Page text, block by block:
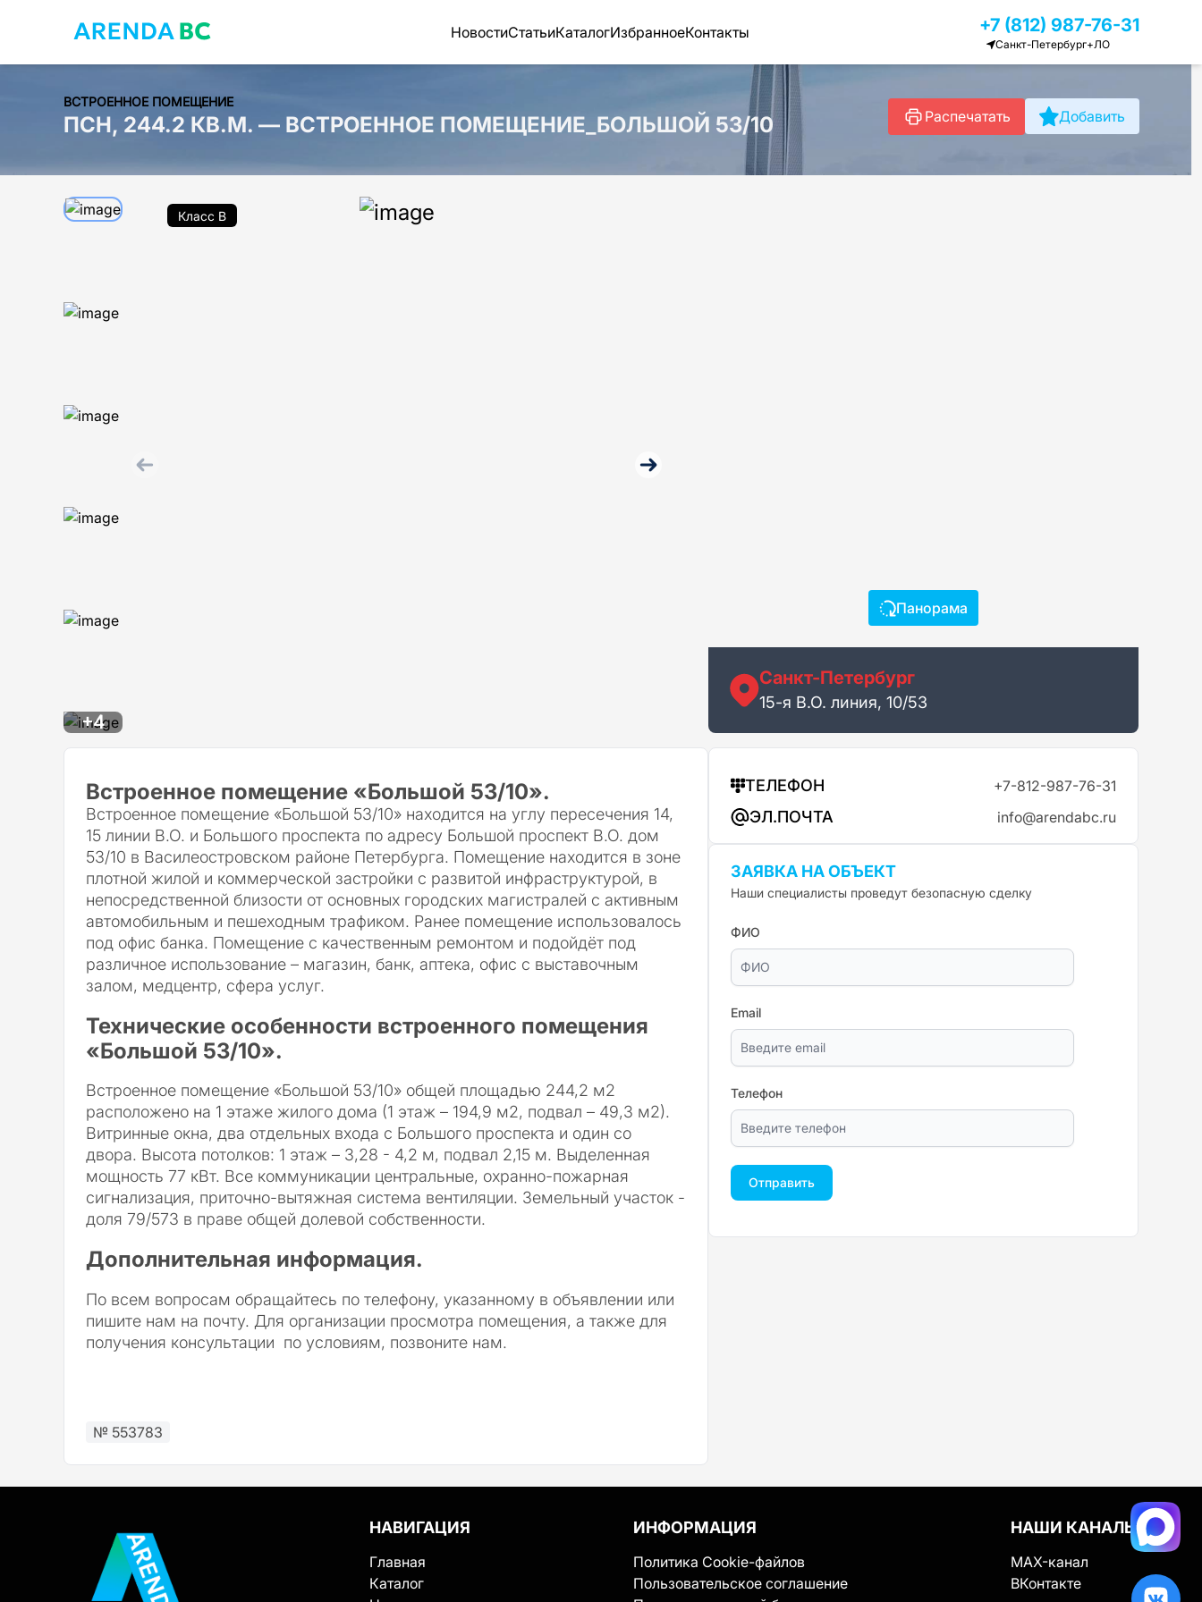
НовостиСтатьиКаталогИзбранноеКонтакты +7 (812) 987-76-31
Санкт-Петербург+ЛО
ВСТРОЕННОЕ ПОМЕЩЕНИЕ
ПСН, 244.2 КВ.М. — ВСТРОЕННОЕ ПОМЕЩЕНИЕ_БОЛЬШОЙ 53/10 Распечатать Добавить
Класс B
+4
Встроенное помещение «Большой 53/10».
Встроенное помещение «Большой 53/10» находится на углу пересечения 14,
15 линии В.О. и Большого проспекта по адресу Большой проспект В.О. дом
53/10 в Василеостровском районе Петербурга. Помещение находится в зоне
плотной жилой и коммерческой застройки с развитой инфраструктурой, в
непосредственной близости от основных городских магистралей с активным
автомобильным и пешеходным трафиком. Ранее помещение использовалось
под офис банка. Помещение с качественным ремонтом и подойдёт под
различное использование – магазин, банк, аптека, офис с выставочным
залом, медцентр, сфера услуг.
Технические особенности встроенного помещения
«Большой 53/10».
Встроенное помещение «Большой 53/10» общей площадью 244,2 м2
расположено на 1 этаже жилого дома (1 этаж – 194,9 м2, подвал – 49,3 м2).
Витринные окна, два отдельных входа с Большого проспекта и один со
двора. Высота потолков: 1 этаж – 3,28 - 4,2 м, подвал 2,15 м. Выделенная
мощность 77 кВт. Все коммуникации центральные, охранно-пожарная
сигнализация, приточно-вытяжная система вентиляции. Земельный участок -
доля 79/573 в праве общей долевой собственности.
Дополнительная информация.
По всем вопросам обращайтесь по телефону, указанному в объявлении или
пишите нам на почту. Для организации просмотра помещения, а также для
получения консультации по условиям, позвоните нам.
№ 553783
Панорама
Санкт-Петербург
15-я В.О. линия, 10/53
ТЕЛЕФОН +7-812-987-76-31
ЭЛ.ПОЧТА info@arendabc.ru
ЗАЯВКА НА ОБЪЕКТ
Наши специалисты проведут безопасную сделку
ФИО
Email
Телефон
Отправить
НАВИГАЦИЯ
Главная
Каталог
ИНФОРМАЦИЯ
Политика Cookie-файлов
Пользовательское соглашение
НАШИ КАНАЛЫ
MAX-канал
ВКонтакте